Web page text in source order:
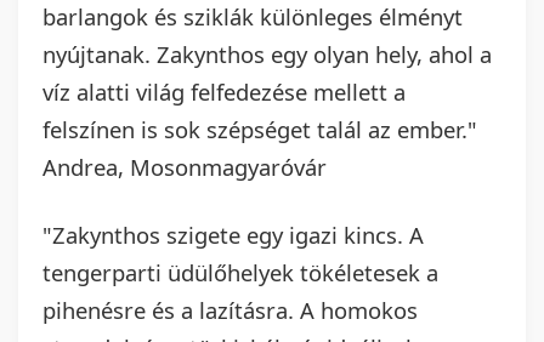
barlangok és sziklák különleges élményt
nyújtanak. Zakynthos egy olyan hely, ahol a
víz alatti világ felfedezése mellett a
felszínen is sok szépséget talál az ember."
Andrea, Mosonmagyaróvár
"Zakynthos szigete egy igazi kincs. A
tengerparti üdülőhelyek tökéletesek a
pihenésre és a lazításra. A homokos